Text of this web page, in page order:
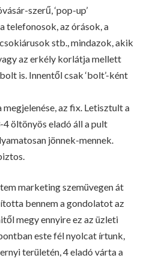
szerű, ‘pop-up’
telefonosok, az órások, a
stb., mindazok, akik
az erkély korlátja mellett
is. Innentől csak ‘bolt’-ként
az fix. Letisztult a
4 öltönyös eladó áll a pult
jönnek-mennek.
marketing szemüvegen át
bennem a gondolatot az
megy ennyire ez az üzleti
este fél nyolcat írtunk,
területén, 4 eladó várta a